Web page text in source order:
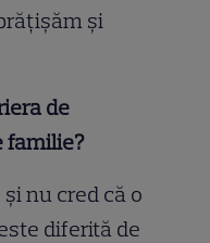
și
de
familie?
nu cred că o
diferită de